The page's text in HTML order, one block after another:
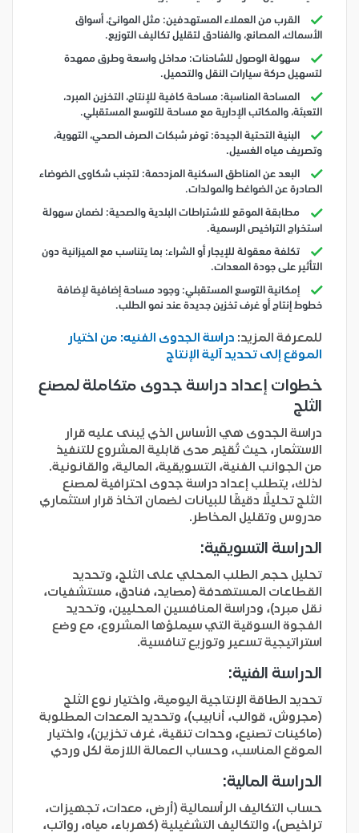
القرب من العملاء المستهدفين: مثل الموانئ، أسواق
الأسماك، المصانع، والفنادق لتقليل تكاليف التوزيع.
سهولة الوصول للشاحنات: مداخل واسعة وطرق ممهدة
لتسهيل حركة سيارات النقل والتحميل.
المساحة المناسبة: مساحة كافية للإنتاج، التخزين المبرد،
التعبئة، والمكاتب الإدارية مع مساحة للتوسع المستقبلي.
البنية التحتية الجيدة: توفر شبكات الصرف الصحي، التهوية،
وتصريف مياه الغسيل.
البعد عن المناطق السكنية المزدحمة: لتجنب شكاوى الضوضاء
الصادرة عن الضواغط والمولدات.
مطابقة الموقع للاشتراطات البلدية والصحية: لضمان سهولة
استخراج التراخيص الرسمية.
تكلفة معقولة للإيجار أو الشراء: بما يتناسب مع الميزانية دون
التأثير على جودة المعدات.
إمكانية التوسع المستقبلي: وجود مساحة إضافية لإضافة
خطوط إنتاج أو غرف تخزين جديدة عند نمو الطلب.
للمعرفة المزيد: دراسة الجدوى الفنيه: من اختيار
الموقع إلى تحديد آلية الإنتاج
خطوات إعداد دراسة جدوى متكاملة لمصنع
الثلج
دراسة الجدوى هي الأساس الذي يُبنى عليه قرار
الاستثمار، حيث تُقيّم مدى قابلية المشروع للتنفيذ
من الجوانب الفنية، التسويقية، المالية، والقانونية.
لذلك، يتطلب إعداد دراسة جدوى احترافية لمصنع
الثلج تحليلًا دقيقًا للبيانات لضمان اتخاذ قرار استثماري
مدروس وتقليل المخاطر.
الدراسة التسويقية:
تحليل حجم الطلب المحلي على الثلج، وتحديد
القطاعات المستهدفة (مصايد، فنادق، مستشفيات،
نقل مبرد)، ودراسة المنافسين المحليين، وتحديد
الفجوة السوقية التي سيملؤها المشروع، مع وضع
استراتيجية تسعير وتوزيع تنافسية.
الدراسة الفنية:
تحديد الطاقة الإنتاجية اليومية، واختيار نوع الثلج
(مجروش، قوالب، أنابيب)، وتحديد المعدات المطلوبة
(ماكينات تصنيع، وحدات تنقية، غرف تخزين)، واختيار
الموقع المناسب، وحساب العمالة اللازمة لكل وردي
الدراسة المالية:
حساب التكاليف الرأسمالية (أرض، معدات، تجهيزات،
تراخيص)، والتكاليف التشغيلية (كهرباء، مياه، رواتب،